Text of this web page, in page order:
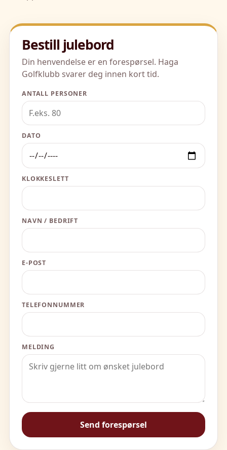
Bestill julebord
Din henvendelse er en forespørsel. Haga
Golfklubb svarer deg innen kort tid.
ANTALL PERSONER
DATO
KLOKKESLETT
NAVN / BEDRIFT
E-POST
TELEFONNUMMER
MELDING
Send forespørsel